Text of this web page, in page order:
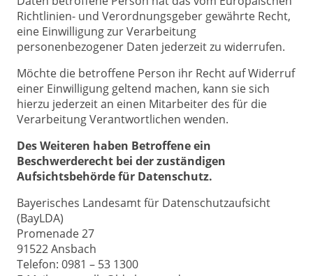
Richtlinien- und Verordnungsgeber gewährte Recht,
eine Einwilligung zur Verarbeitung
personenbezogener Daten jederzeit zu widerrufen.
Möchte die betroffene Person ihr Recht auf Widerruf
einer Einwilligung geltend machen, kann sie sich
hierzu jederzeit an einen Mitarbeiter des für die
Verarbeitung Verantwortlichen wenden.
Des Weiteren haben Betroffene ein
Beschwerderecht bei der zuständigen
Aufsichtsbehörde für Datenschutz.
Bayerisches Landesamt für Datenschutzaufsicht
(BayLDA)
Promenade 27
91522 Ansbach
Telefon: 0981 – 53 1300